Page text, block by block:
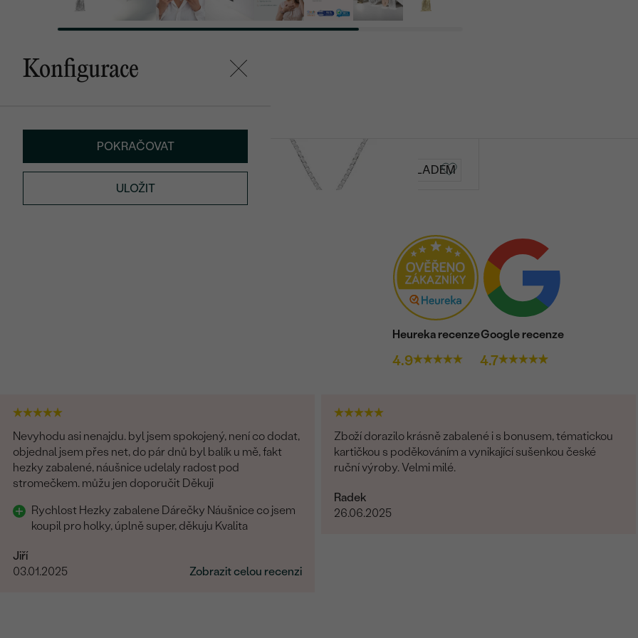
Konfigurace
POKRAČOVAT
ULOŽIT
4 390 Kč
Malý princ
SKLADEM
Heureka recenze
4.9
Google recenze
4.7
Nevyhodu asi nenajdu. byl jsem spokojený, není co dodat,
objednal jsem přes net, do pár dnů byl balík u mě, fakt
hezky zabalené, náušnice udelaly radost pod
stromečkem. můžu jen doporučit Děkuji
Rychlost Hezky zabalene Dárečky Náušnice co jsem
koupil pro holky, úplně super, děkuju Kvalita
Jiří
03.01.2025
Zobrazit celou recenzi
Zboží dorazilo krásně zabalené i s bonusem, tématickou
kartičkou s poděkováním a vynikající sušenkou české
ruční výroby. Velmi milé.
Radek
26.06.2025